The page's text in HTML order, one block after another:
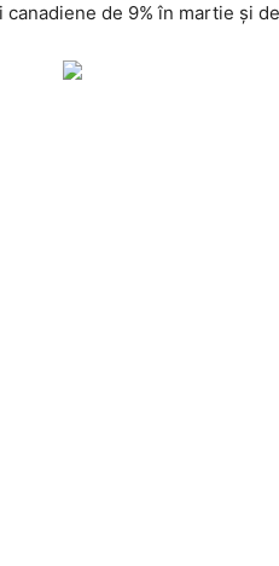
canadiene de 9% în martie și